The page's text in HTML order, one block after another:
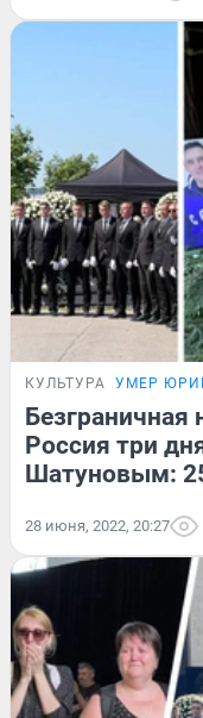
КУЛЬТУРА УМЕР
Россия три
Шатуновым:
28 июня, 2022, 20:27